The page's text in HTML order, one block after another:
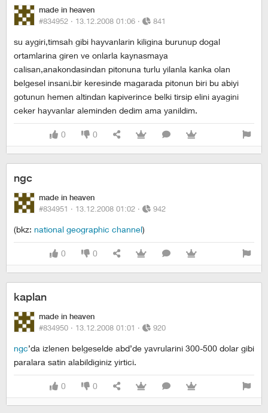
made in heaven
#834952 · 13.12.2008 01:06 · 841
su aygiri,timsah gibi hayvanlarin kiligina burunup dogal
ortamlarina giren ve onlarla kaynasmaya
calisan,anakondasindan pitonuna turlu yilanla kanka olan
belgesel insani.bir keresinde magarada pitonun biri bu abiyi
gotunun hemen altindan kapiverince belki tirsip elini ayagini
ceker hayvanlar aleminden dedim ama yanildim.
0 0
ngc
made in heaven
#834951 · 13.12.2008 01:02 · 942
(bkz: national geographic channel)
0 0
kaplan
made in heaven
#834950 · 13.12.2008 01:01 · 920
ngc’da izlenen belgeselde abd’de yavrularini 300-500 dolar gibi
paralara satin alabildiginiz yirtici.
0 0